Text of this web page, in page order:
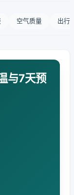
空气质量 出行
与7天预